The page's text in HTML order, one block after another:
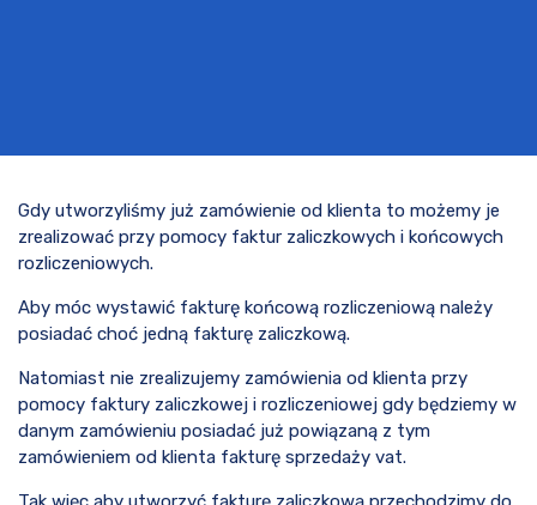
Gdy utworzyliśmy już zamówienie od klienta to możemy je
zrealizować przy pomocy faktur zaliczkowych i końcowych
rozliczeniowych.
Aby móc wystawić fakturę końcową rozliczeniową należy
posiadać choć jedną fakturę zaliczkową.
Natomiast nie zrealizujemy zamówienia od klienta przy
pomocy faktury zaliczkowej i rozliczeniowej gdy będziemy w
danym zamówieniu posiadać już powiązaną z tym
zamówieniem od klienta fakturę sprzedaży vat.